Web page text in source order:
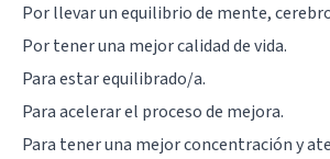
Por llevar un equilibrio de mente,
Por tener una mejor calidad de vida.
Para estar equilibrado/a.
Para acelerar el proceso de mejora.
Para tener una mejor concentración y